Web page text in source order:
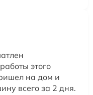
этого
на дом и
всего за 2 дня.